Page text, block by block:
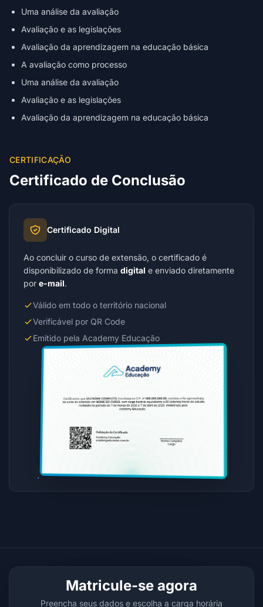
Uma análise da avaliação
Avaliação e as legislações
Avaliação da aprendizagem na educação básica
A avaliação como processo
Uma análise da avaliação
Avaliação e as legislações
Avaliação da aprendizagem na educação básica
CERTIFICAÇÃO
Certificado de Conclusão
Certificado Digital
Ao concluir o curso de extensão, o certificado é
disponibilizado de forma digital e enviado diretamente
por e-mail.
Válido em todo o território nacional
Verificável por QR Code
Emitido pela Academy Educação
Matricule-se agora
Preencha seus dados e escolha a carga horária